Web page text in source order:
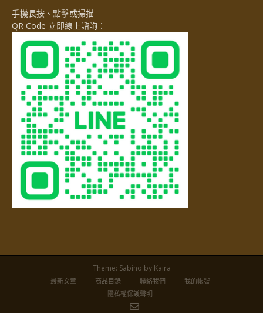
手機長按、點擊或掃描
QR Code 立即線上諮詢：
Theme: Sabino by Kaira
最新文章 商品目錄 聯絡我們
我的帳號
隱私權保護聲明